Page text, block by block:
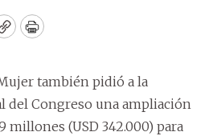
CopyPrint
también pidió a la
del Congreso una ampliación
millones (USD 342.000) para